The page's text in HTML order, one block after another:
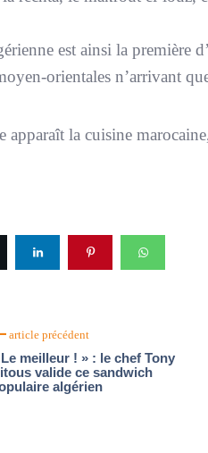
est ainsi la première
orientales n’arrivant
apparaît la cuisine
article précédent
meilleur ! » : le chef Tony
valide ce sandwich
algérien